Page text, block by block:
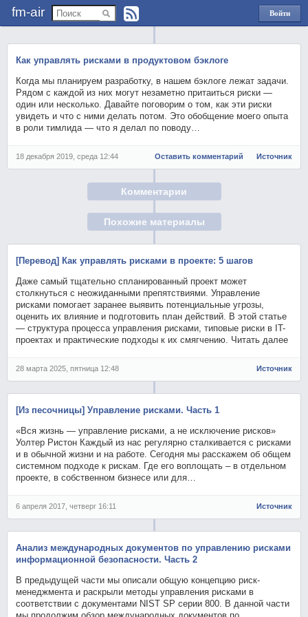
fm-air
Войти
через
Как управлять рисками в продуктовом бэклоге
Когда мы планируем разработку, в нашем бэклоге лежат задачи.
Рядом с каждой из них могут незаметно притаиться риски —
один или несколько. Давайте поговорим о том, как эти риски
увидеть и что с ними делать потом. Это обобщение моего опыта
в роли тимлида — что я делал по поводу…
18 декабря 2019, среда 12:44 Оставить комментарий Источник
Комментарии
Похожие материалы
[Перевод] Как управлять рисками в проекте: 5 шагов
Даже самый тщательно спланированный проект может
столкнуться с неожиданными препятствиями. Управление
рисками помогает заранее выявить потенциальные угрозы,
оценить их влияние и подготовить план действий. В этой статье
— структура процесса управления рисками, типовые риски в IT-
проектах и практические подходы к их смягчению. Читать далее
28 марта 2025, пятница 12:48 Источник
[Из песочницы] Управление рисками. Часть 1
«Вся жизнь — управление рисками, а не исключение рисков»
Уолтер Ристон Каждый из нас регулярно сталкивается с рисками
и в обычной жизни и на работе. Сегодня мы расскажем об общем
системном подходе к рискам. Где его воплощать – в отдельном
проекте, в собственном бизнесе или для…
6 апреля 2017, четверг 16:11 Источник
Анализ международных документов по управлению рисками
информационной безопасности. Часть 2
В предыдущей части мы описали общую концепцию риск-
менеджмента и раскрыли методы управления рисками в
соответствии с документами NIST SP серии 800. В данной части